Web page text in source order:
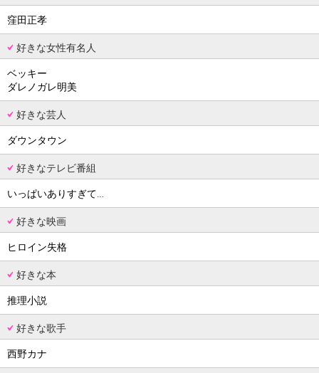
窪田正孝
好きな女性有名人
ベッキー
ダレノガレ明美
好きな芸人
ダウンタウン
好きなテレビ番組
いっぱいありすぎて…
好きな映画
ヒロイン失格
好きな本
推理小説
好きな歌手
西野カナ